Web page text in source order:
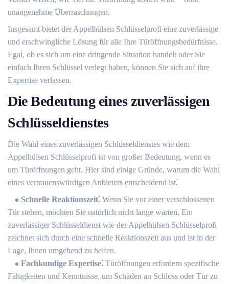
unangenehme Überraschungen.​
Insgesamt bietet der Appelhülsen Schlüsselprofi eine zuverlässige
und erschwingliche Lösung für alle Ihre Türöffnungsbedürfnisse.​
Egal, ob es sich um eine dringende Situation handelt oder Sie
einfach Ihren Schlüssel verlegt haben, können Sie sich auf ihre
Expertise verlassen.
Die Bedeutung eines zuverlässigen
Schlüsseldienstes
Die Wahl eines zuverlässigen Schlüsseldienstes wie dem
Appelhülsen Schlüsselprofi ist von großer Bedeutung, wenn es
um Türöffnungen geht.​ Hier sind einige Gründe, warum die Wahl
eines vertrauenswürdigen Anbieters entscheidend ist⁚
Schnelle Reaktionszeit⁚ Wenn Sie vor einer verschlossenen
Tür stehen, möchten Sie natürlich nicht lange warten.​ Ein
zuverlässiger Schlüsseldienst wie der Appelhülsen Schlüsselprofi
zeichnet sich durch eine schnelle Reaktionszeit aus und ist in der
Lage, Ihnen umgehend zu helfen.​
Fachkundige Expertise⁚ Türöffnungen erfordern spezifische
Fähigkeiten und Kenntnisse, um Schäden an Schloss oder Tür zu